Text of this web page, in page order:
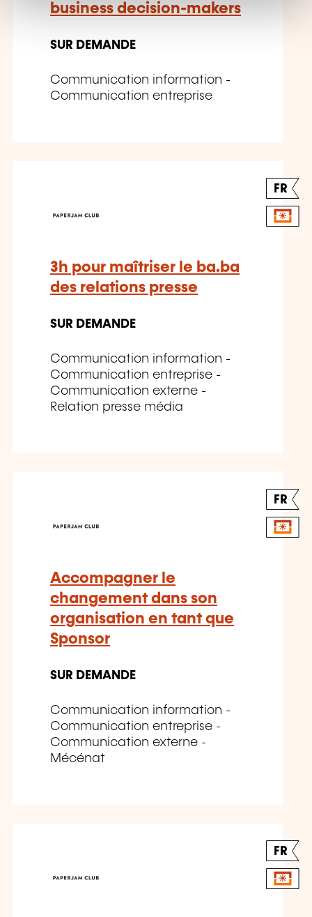
business decision-makers
SUR DEMANDE
Communication information -
Communication entreprise
FR
3h pour maîtriser le ba.ba
des relations presse
SUR DEMANDE
Communication information -
Communication entreprise -
Communication externe -
Relation presse média
FR
Accompagner le
changement dans son
organisation en tant que
Sponsor
SUR DEMANDE
Communication information -
Communication entreprise -
Communication externe -
Mécénat
FR